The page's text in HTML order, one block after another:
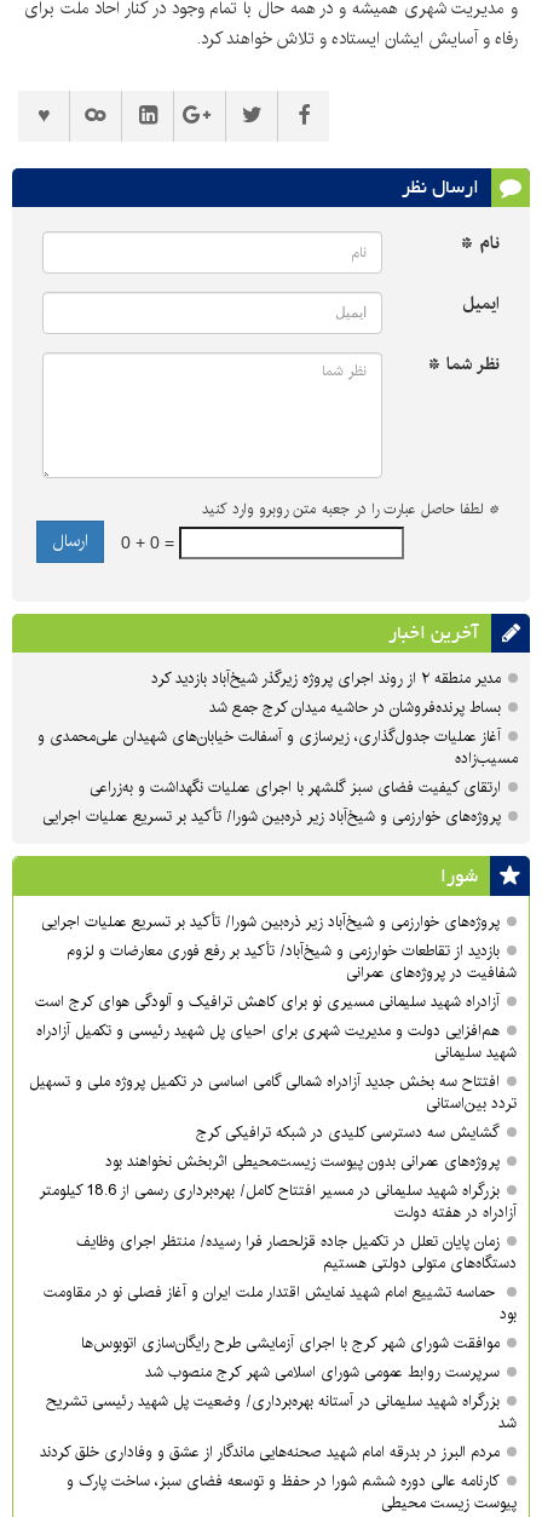
و مدیریت شهری همیشه و در همه حال با تمام وجود در کنار احاد ملت برای
رفاه و آسایش ایشان ایستاده و تلاش خواهند کرد.
ارسال نظر
نام *
ایمیل
نظر شما *
* لطفا حاصل عبارت را در جعبه متن روبرو وارد کنید
0 + 0 =
آخرین اخبار
مدیر منطقه ۲ از روند اجرای پروژه زیرگذر شیخ‌آباد بازدید کرد
بساط پرنده‌فروشان در حاشیه میدان کرج جمع شد
آغاز عملیات جدول‌گذاری، زیرسازی و آسفالت خیابان‌های شهیدان علی‌محمدی و
مسیب‌زاده
ارتقای کیفیت فضای سبز گلشهر با اجرای عملیات نگهداشت و به‌زراعی
پروژه‌های خوارزمی و شیخ‌آباد زیر ذره‌بین شورا/ تأکید بر تسریع عملیات اجرایی
شورا
پروژه‌های خوارزمی و شیخ‌آباد زیر ذره‌بین شورا/ تأکید بر تسریع عملیات اجرایی
بازدید از تقاطعات خوارزمی و شیخ‌آباد/ تأکید بر رفع فوری معارضات و لزوم
شفافیت در پروژه‌های عمرانی
آزادراه شهید سلیمانی مسیری نو برای کاهش ترافیک و آلودگی هوای کرج است
هم‌افزایی دولت و مدیریت شهری برای احیای پل شهید رئیسی و تکمیل آزادراه
شهید سلیمانی
افتتاح سه بخش جدید آزادراه شمالی گامی اساسی در تکمیل پروژه ملی و تسهیل
تردد بین‌استانی
گشایش سه دسترسی کلیدی در شبکه ترافیکی کرج
پروژه‌های عمرانی بدون پیوست زیست‌محیطی اثربخش نخواهند بود
بزرگراه شهید سلیمانی در مسیر افتتاح کامل/ بهره‌برداری رسمی از 18.6 کیلومتر
آزادراه در هفته دولت
زمان پایان تعلل در تکمیل جاده قزلحصار فرا رسیده/ منتظر اجرای وظایف
دستگاه‌های متولی دولتی هستیم
حماسه تشییع امام شهید نمایش اقتدار ملت ایران و آغاز فصلی نو در مقاومت
بود
موافقت شورای شهر کرج با اجرای آزمایشی طرح رایگان‌سازی اتوبوس‌ها
سرپرست روابط عمومی شورای اسلامی شهر کرج منصوب شد
بزرگراه شهید سلیمانی در آستانه بهره‌برداری/ وضعیت پل شهید رئیسی تشریح
شد
مردم البرز در بدرقه امام شهید صحنه‌هایی ماندگار از عشق و وفاداری خلق کردند
کارنامه عالی دوره ششم شورا در حفظ و توسعه فضای سبز، ساخت پارک و
پیوست زیست محیطی